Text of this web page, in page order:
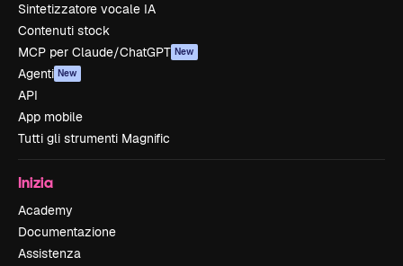
Sintetizzatore vocale IA
Contenuti stock
MCP per Claude/ChatGPT New
Agenti New
API
App mobile
Tutti gli strumenti Magnific
Inizia
Academy
Documentazione
Assistenza